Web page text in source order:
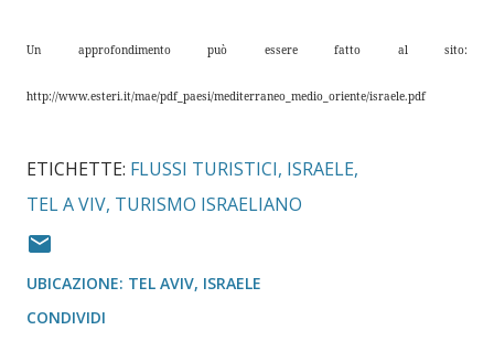
Un approfondimento può essere fatto al sito:
http://www.esteri.it/mae/pdf_paesi/mediterraneo_medio_oriente/israele.pdf
ETICHETTE: FLUSSI TURISTICI ISRAELE
TEL A VIV TURISMO ISRAELIANO
UBICAZIONE: TEL AVIV, ISRAELE
CONDIVIDI